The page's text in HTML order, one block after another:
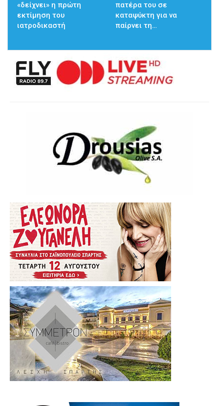
«δείχνει» η πρώτη
εκτίμηση του
ιατροδικαστή
πατέρα του σε
καταψύκτη για να
παίρνει τη…